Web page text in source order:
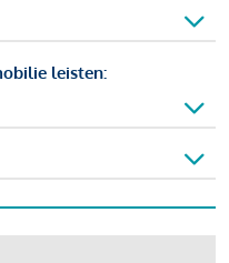
leisten: